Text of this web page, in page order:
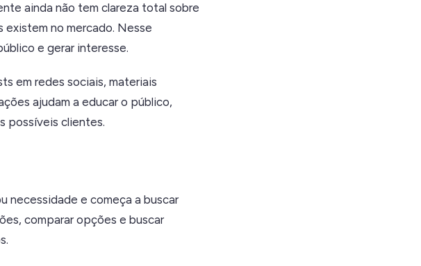
ainda não tem clareza total sobre
existem no mercado. Nesse
e gerar interesse.
em redes sociais, materiais
ajudam a educar o público,
possíveis clientes.
necessidade e começa a buscar
comparar opções e buscar